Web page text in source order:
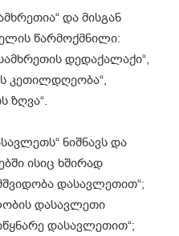
და მისგან
წარმოქმნილი:
დედაქალაქი“,
კეთილდღეობა“,
ზღვა“.
ნიშნავს და
ისიც ხშირად
დასავლეთით“;
დასავლეთი
დასავლეთით“;